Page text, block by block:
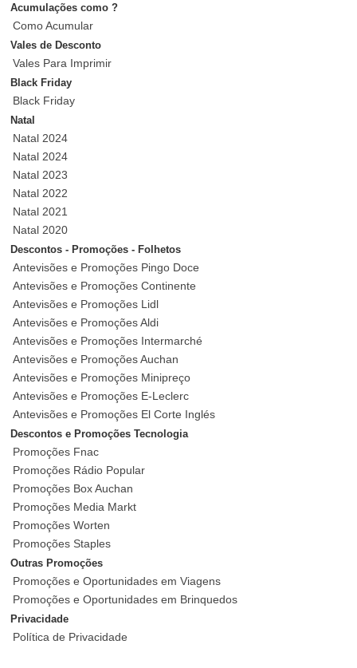
Acumulações como ?
Como Acumular
Vales de Desconto
Vales Para Imprimir
Black Friday
Black Friday
Natal
Natal 2024
Natal 2024
Natal 2023
Natal 2022
Natal 2021
Natal 2020
Descontos - Promoções - Folhetos
Antevisões e Promoções Pingo Doce
Antevisões e Promoções Continente
Antevisões e Promoções Lidl
Antevisões e Promoções Aldi
Antevisões e Promoções Intermarché
Antevisões e Promoções Auchan
Antevisões e Promoções Minipreço
Antevisões e Promoções E-Leclerc
Antevisões e Promoções El Corte Inglés
Descontos e Promoções Tecnologia
Promoções Fnac
Promoções Rádio Popular
Promoções Box Auchan
Promoções Media Markt
Promoções Worten
Promoções Staples
Outras Promoções
Promoções e Oportunidades em Viagens
Promoções e Oportunidades em Brinquedos
Privacidade
Política de Privacidade